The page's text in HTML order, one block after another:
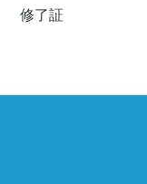
修了証